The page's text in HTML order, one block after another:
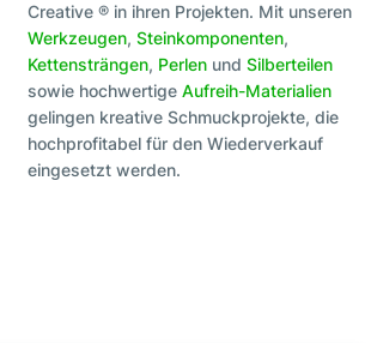
Creative ® in ihren Projekten. Mit unseren
Werkzeugen,Steinkomponenten,
Kettensträngen, Perlen undSilberteilen
sowie hochwertigeAufreih-Materialien
gelingen kreative Schmuckprojekte, die
hochprofitabel für den Wiederverkauf
eingesetzt werden.